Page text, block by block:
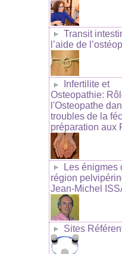
Transit
l’aide de
Infertilite et
Osteopathie:
l'Osteopathe
troubles de la
préparation aux
Les énigmes
région
Jean-Michel
Sites